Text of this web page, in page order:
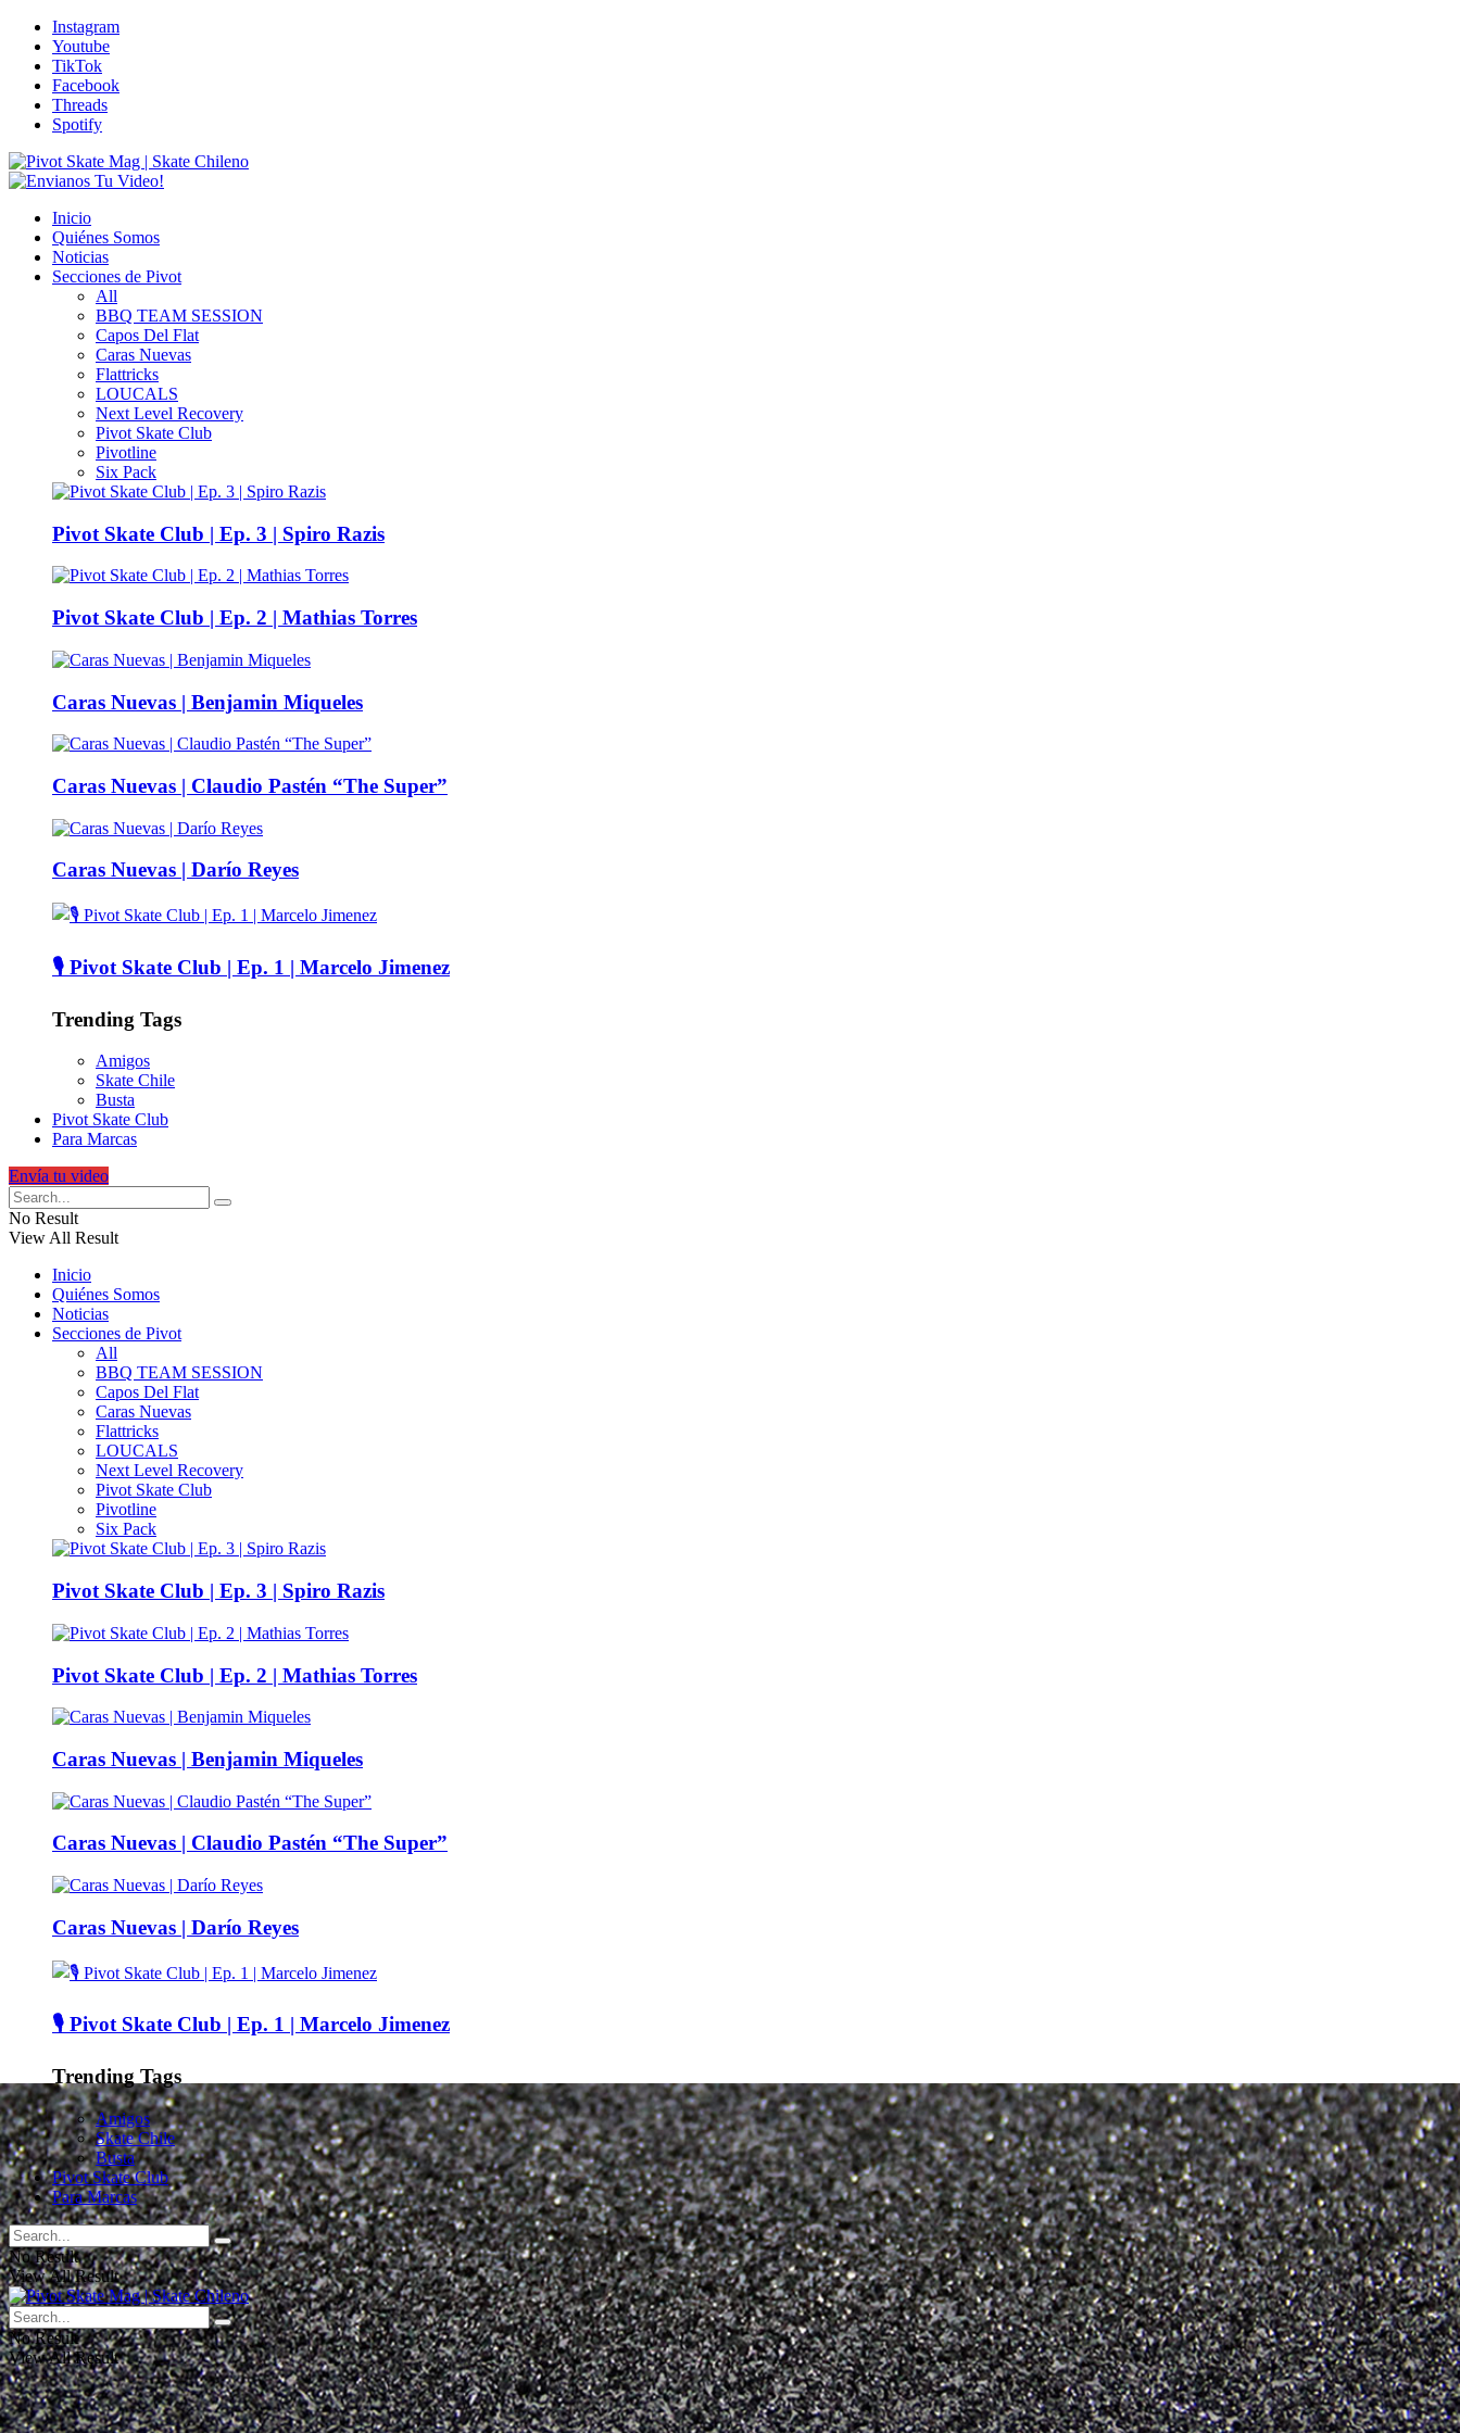
Instagram
Youtube
TikTok
Facebook
Threads
Spotify
Inicio
Quiénes Somos
Noticias
Secciones de Pivot
All
BBQ TEAM SESSION
Capos Del Flat
Caras Nuevas
Flattricks
LOUCALS
Next Level Recovery
Pivot Skate Club
Pivotline
Six Pack
Pivot Skate Club | Ep. 3 | Spiro Razis
Pivot Skate Club | Ep. 2 | Mathias Torres
Caras Nuevas | Benjamin Miqueles
Caras Nuevas | Claudio Pastén “The Super”
Caras Nuevas | Darío Reyes
🎙️ Pivot Skate Club | Ep. 1 | Marcelo Jimenez
Trending Tags
Amigos
Skate Chile
Busta
Pivot Skate Club
Para Marcas
Envía tu video
No Result
View All Result
Inicio
Quiénes Somos
Noticias
Secciones de Pivot
All
BBQ TEAM SESSION
Capos Del Flat
Caras Nuevas
Flattricks
LOUCALS
Next Level Recovery
Pivot Skate Club
Pivotline
Six Pack
Pivot Skate Club | Ep. 3 | Spiro Razis
Pivot Skate Club | Ep. 2 | Mathias Torres
Caras Nuevas | Benjamin Miqueles
Caras Nuevas | Claudio Pastén “The Super”
Caras Nuevas | Darío Reyes
🎙️ Pivot Skate Club | Ep. 1 | Marcelo Jimenez
Trending Tags
Amigos
Skate Chile
Busta
Pivot Skate Club
Para Marcas
No Result
View All Result
No Result
View All Result